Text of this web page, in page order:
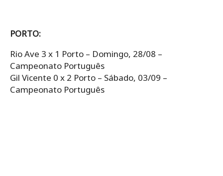
PORTO:
Rio Ave 3 x 1 Porto – Domingo, 28/08 –
Campeonato Português
Gil Vicente 0 x 2 Porto – Sábado, 03/09 –
Campeonato Português